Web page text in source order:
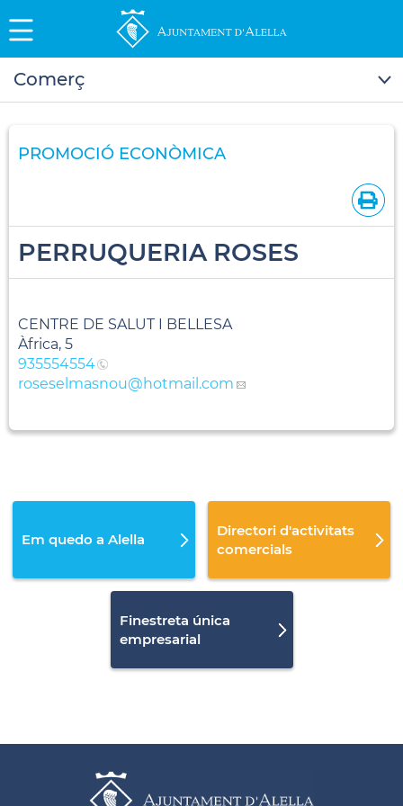
Comerç
PROMOCIÓ ECONÒMICA
PERRUQUERIA ROSES
CENTRE DE SALUT I BELLESA
Àfrica, 5
935554554
roseselmasnou@hotmail.com
Em quedo a Alella
Directori d'activitats
comercials
Finestreta única
empresarial